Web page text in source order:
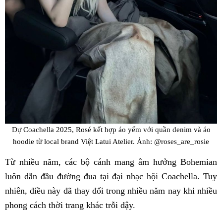
Dự Coachella 2025, Rosé kết hợp áo yếm với quần denim và áo
hoodie từ local brand Việt Latui Atelier. Ảnh: @roses_are_rosie
Từ nhiều năm, các bộ cánh mang âm hưởng Bohemian
luôn dẫn đầu đường đua tại đại nhạc hội Coachella. Tuy
nhiên, điều này đã thay đổi trong nhiều năm nay khi nhiều
phong cách thời trang khác trỗi dậy.